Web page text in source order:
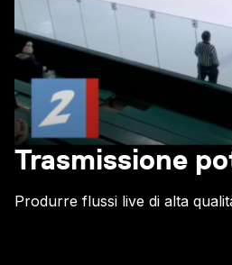
Trasmissione
Produrre flussi live di alta